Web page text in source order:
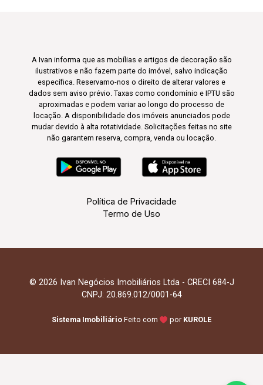
A Ivan informa que as mobílias e artigos de decoração são
ilustrativos e não fazem parte do imóvel, salvo indicação
específica. Reservamo-nos o direito de alterar valores e
dados sem aviso prévio. Taxas como condomínio e IPTU são
aproximadas e podem variar ao longo do processo de
locação. A disponibilidade dos imóveis anunciados pode
mudar devido à alta rotatividade. Solicitações feitas no site
não garantem reserva, compra, venda ou locação.
Política de Privacidade
Termo de Uso
© 2026 Ivan Negócios Imobiliários Ltda - CRECI 684-J
CNPJ: 20.869.012/0001-64
Sistema Imobiliário Feito com por KUROLE